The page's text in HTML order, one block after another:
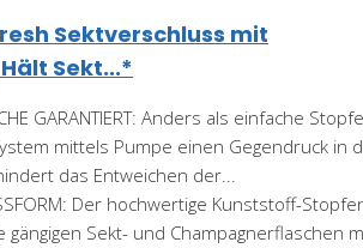
Sektverschluss mit
Sekt...*
GARANTIERT: Anders als einfache
mittels Pumpe einen Gegendruck in
das Entweichen der...
Der hochwertige Kunststoff-
gängigen Sekt- und Champagnerflaschen